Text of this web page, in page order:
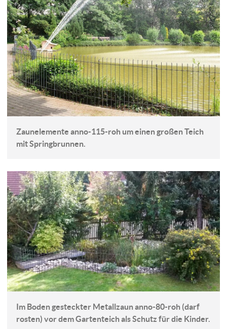
Zaunelemente anno-115-roh um einen großen Teich
mit Springbrunnen.
Im Boden gesteckter Metallzaun anno-80-roh (darf
rosten) vor dem Gartenteich als Schutz für die Kinder.